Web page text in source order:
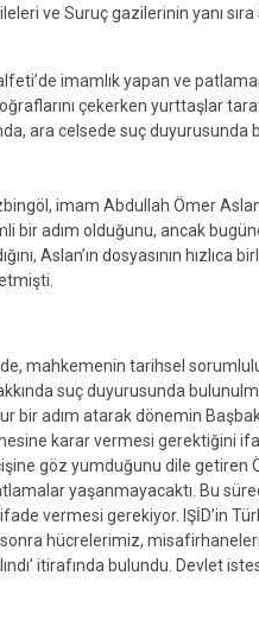
ve Suruç gazilerinin yanı
imamlık yapan ve
çekerken yurttaşlar
ara celsede suç duyurusunda
imam Abdullah Ömer
bir adım olduğunu, ancak
Aslan’ın dosyasının hızlıca
mahkemenin tarihsel
suç duyurusunda
bir adım atarak dönemin
karar vermesi gerektiğini
göz yumduğunu dile getiren
yaşanmayacaktı. Bu
vermesi gerekiyor. IŞİD’in
sonra hücrelerimiz,
itirafında bulundu. Devlet